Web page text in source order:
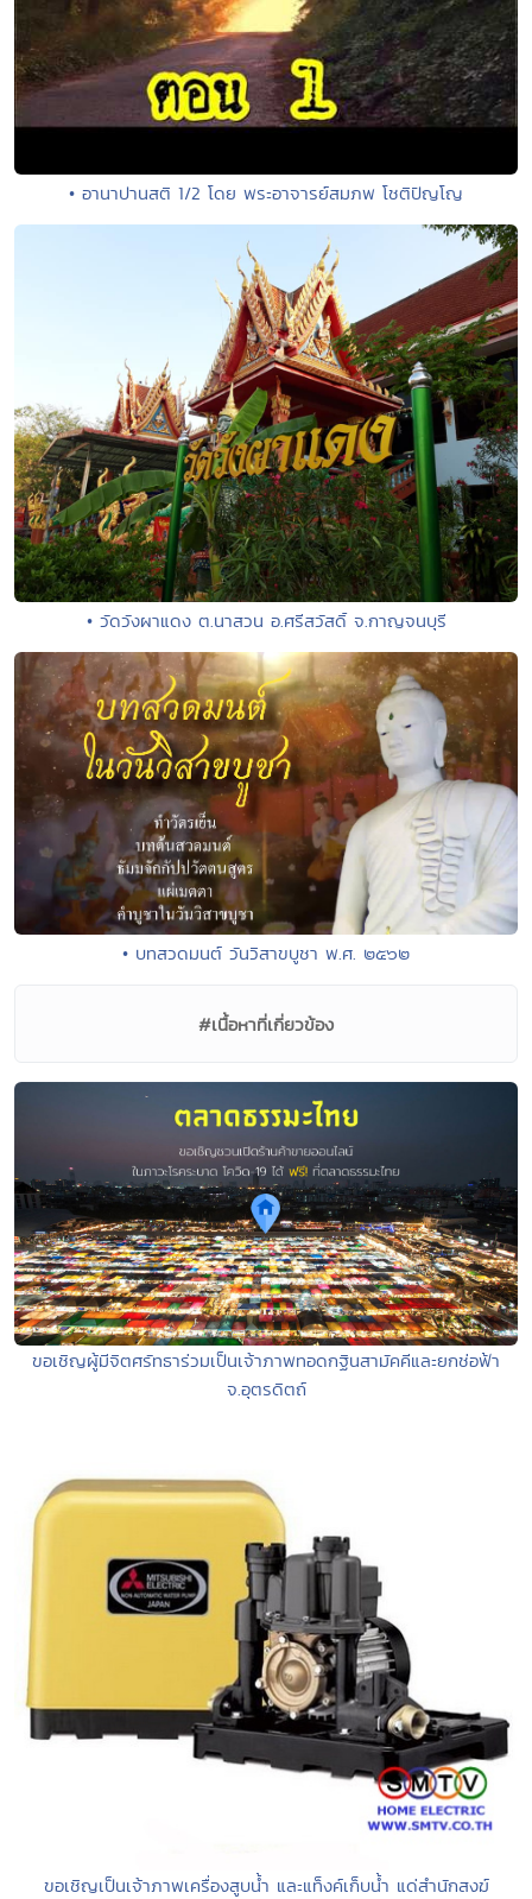
• อานาปานสติ 1/2 โดย พระอาจารย์สมภพ โชติปัญโญ
• วัดวังผาแดง ต.นาสวน อ.ศรีสวัสดิ์ จ.กาญจนบุรี
• บทสวดมนต์ วันวิสาขบูชา พ.ศ. ๒๕๖๒
#เนื้อหาที่เกี่ยวข้อง
ขอเชิญผู้มีจิตศรัทธาร่วมเป็นเจ้าภาพทอดกฐินสามัคคีและยกช่อฟ้า
จ.อุตรดิตถ์
ขอเชิญเป็นเจ้าภาพเครื่องสูบน้ำ และแท็งค์เก็บน้ำ แด่สำนักสงฆ์